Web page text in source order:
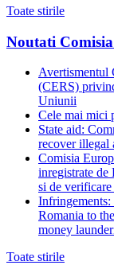
Toate stirile
Noutati
Avertismentul
(CERS)
Uniunii
Cele mai mici
State aid:
recover
Comisia
inregistrate de
si de
Infringements:
Romania to
money
Toate stirile